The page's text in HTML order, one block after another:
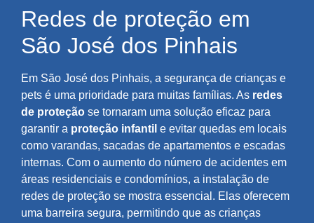
Redes de proteção em
São José dos Pinhais
Em São José dos Pinhais, a segurança de crianças e
pets é uma prioridade para muitas famílias. As redes
de proteção se tornaram uma solução eficaz para
garantir a proteção infantil e evitar quedas em locais
como varandas, sacadas de apartamentos e escadas
internas. Com o aumento do número de acidentes em
áreas residenciais e condomínios, a instalação de
redes de proteção se mostra essencial. Elas oferecem
uma barreira segura, permitindo que as crianças